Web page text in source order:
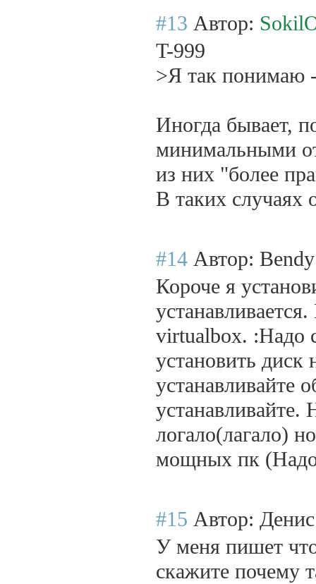
#13 Автор:
T-999
>Я так понимаю -
Иногда бывает,
минимальными
из них "более
В таких случаях
#14 Автор:
Короче я
virtualbox. :Надо
установить диск
устанавливайте
устанавливайте.
логало(лагало)
мощных пк
#15 Автор:
У меня пишет
скажите почему